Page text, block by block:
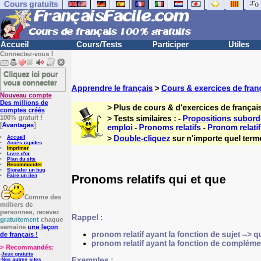
Cours gratuits
Accueil Cours/Tests Participer Utiles
Connectez-vous !
Cliquez ici pour
vous connecter
Nouveau compte
Des millions de
comptes créés
100% gratuit !
[Avantages]
Accueil
Accès rapides
Imprimer
Livre d'or
Plan du site
Recommander
Signaler un bug
Faire un lien
Comme des
milliers de
personnes, recevez
gratuitementchaque
semaine une leçon
de français !
> Recommandés:
-Jeux gratuits
-Nos autres sites
Apprendre le français > Cours & exercices de
> Plus de cours & d'exercices de
> Tests similaires : - Propositions
emploi - Pronoms relatifs - Pronom
> Double-cliquez sur n'importe quel
Pronoms relatifs qui et que
Rappel :
pronom relatif ayant la fonction de sujet -->
pronom relatif ayant la fonction de